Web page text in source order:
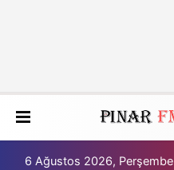
6 Ağustos 2026, Perşembe